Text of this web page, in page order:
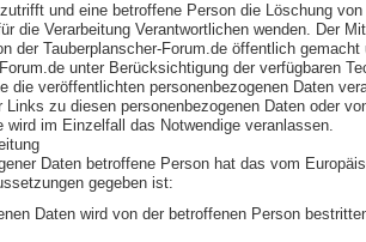
und eine betroffene Person die Löschung
die Verarbeitung Verantwortlichen wenden. Der
der Tauberplanscher-Forum.de öffentlich
unter Berücksichtigung der verfügbaren
die veröffentlichten personenbezogenen Daten
zu diesen personenbezogenen Daten oder
wird im Einzelfall das Notwendige veranlassen.
Daten betroffene Person hat das vom
gegeben ist:
Daten wird von der betroffenen Person